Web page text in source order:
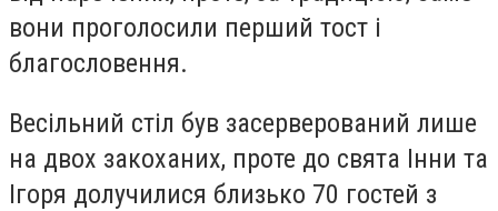
вони проголосили перший тост і
благословення.
Весільний стіл був засерверований лише
на двох закоханих, проте до свята Інни та
Ігоря долучилися близько 70 гостей з